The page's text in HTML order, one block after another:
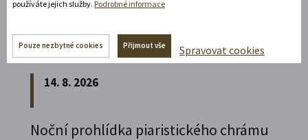
Rozbalte si další akce
14. 8. 2026
Noční prohlídka piaristického chrámu
používáte jejich služby. Podrobné informace
Pouze nezbytné cookies Přijmout vše Spravovat cookies